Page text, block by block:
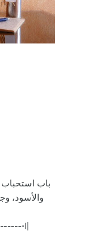
باب استحباب
والأسود،
•I|